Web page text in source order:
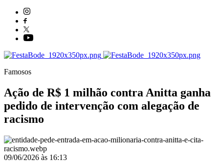
Famosos
Ação de R$ 1 milhão contra Anitta ganha
pedido de intervenção com alegação de
racismo
09/06/2026 às 16:13